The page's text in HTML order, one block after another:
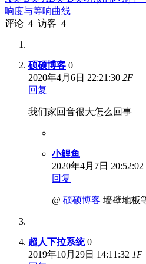
响度与等响曲线
评论 4 访客 4
硕硕博客 0
2020年4月6日 22:21:30 2F
回复
我们家回音很大怎么回事
小鲤鱼
2020年4月7日 20:52:02
回复
@ 硕硕博客 墙壁地板
超人下拉系统 0
2019年10月29日 14:11:32 1F